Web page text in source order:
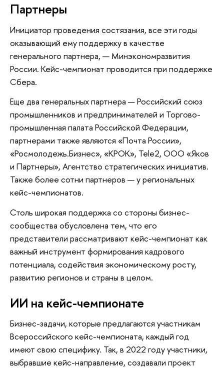
Партнеры
Инициатор проведения состязания, все эти годы
оказывающий ему поддержку в качестве
генерального партнера, — Минэкономразвития
России. Кейс-чемпионат проводится при поддержке
Сбера.
Еще два генеральных партнера — Российский союз
промышленников и предпринимателей и Торгово-
промышленная палата Российской Федерации,
партнерами также являются «Почта России»,
«Росмолодежь.Бизнес», «КРОК», Tele2, ООО «Яков
и Партнеры», Агентство стратегических инициатив.
Также более сотни партнеров — у региональных
кейс-чемпионатов.
Столь широкая поддержка со стороны бизнес-
сообщества обусловлена тем, что его
представители рассматривают кейс-чемпионат как
важный инструмент формирования кадрового
потенциала, содействия экономическому росту,
развитию регионов и страны в целом.
ИИ на кейс-чемпионате
Бизнес-задачи, которые предлагаются участникам
Всероссийского кейс-чемпионата, каждый год
имеют свою специфику. Так, в 2022 году участники,
выбравшие кейс-направление, создавали проект